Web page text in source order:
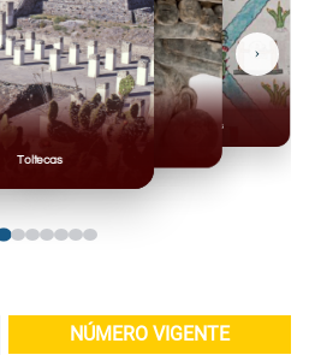
Toltecas
Mexicas
›
NÚMERO VIGENTE